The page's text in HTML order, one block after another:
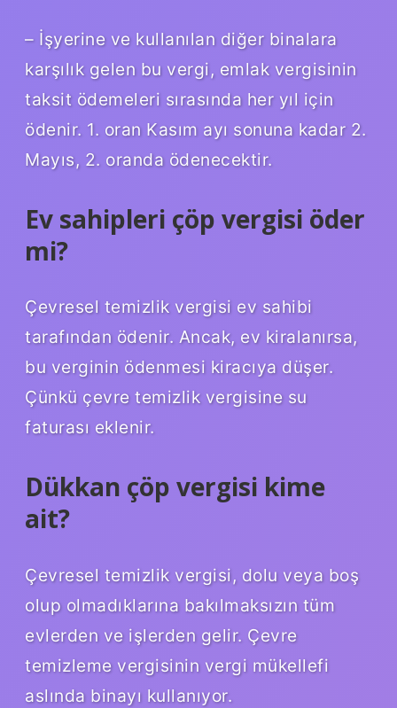
– İşyerine ve kullanılan diğer binalara
karşılık gelen bu vergi, emlak vergisinin
taksit ödemeleri sırasında her yıl için
ödenir. 1. oran Kasım ayı sonuna kadar 2.
Mayıs, 2. oranda ödenecektir.
Ev sahipleri çöp vergisi öder
mi?
Çevresel temizlik vergisi ev sahibi
tarafından ödenir. Ancak, ev kiralanırsa,
bu verginin ödenmesi kiracıya düşer.
Çünkü çevre temizlik vergisine su
faturası eklenir.
Dükkan çöp vergisi kime
ait?
Çevresel temizlik vergisi, dolu veya boş
olup olmadıklarına bakılmaksızın tüm
evlerden ve işlerden gelir. Çevre
temizleme vergisinin vergi mükellefi
aslında binayı kullanıyor.